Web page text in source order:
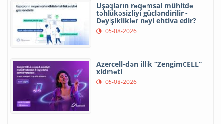
Uşaqların rəqəmsal mühitdə
təhlükəsizliyi gücləndirilir -
Dəyişikliklər nəyi ehtiva edir?
05-08-2026
Azercell-dən illik “ZengimCELL”
xidməti
05-08-2026